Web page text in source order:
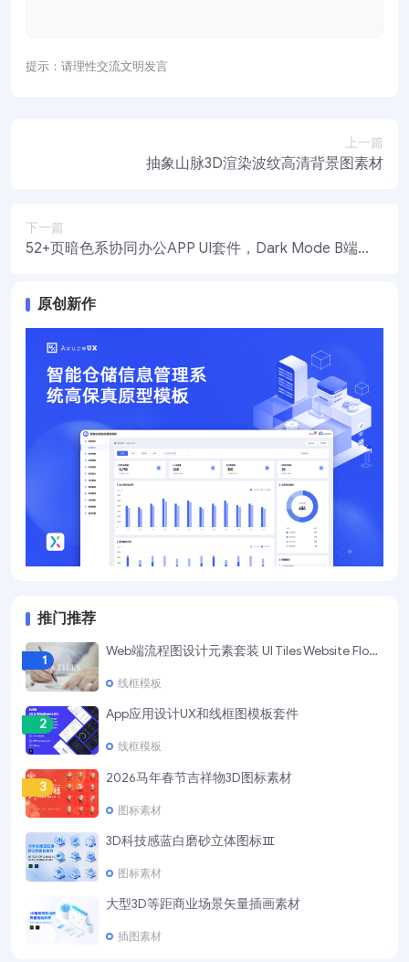
提示：请理性交流文明发言
上一篇
抽象山脉3D渲染波纹高清背景图素材
下一篇
52+页暗色系协同办公APP UI套件，Dark Mode B端
原创新作
推门推荐
1
Web端流程图设计元素套装 UI Tiles Website Flowcharts
线框模板
2
App应用设计UX和线框图模板套件
线框模板
3
2026马年春节吉祥物3D图标素材
图标素材
4
3D科技感蓝白磨砂立体图标Ⅲ
图标素材
5
大型3D等距商业场景矢量插画素材
插图素材